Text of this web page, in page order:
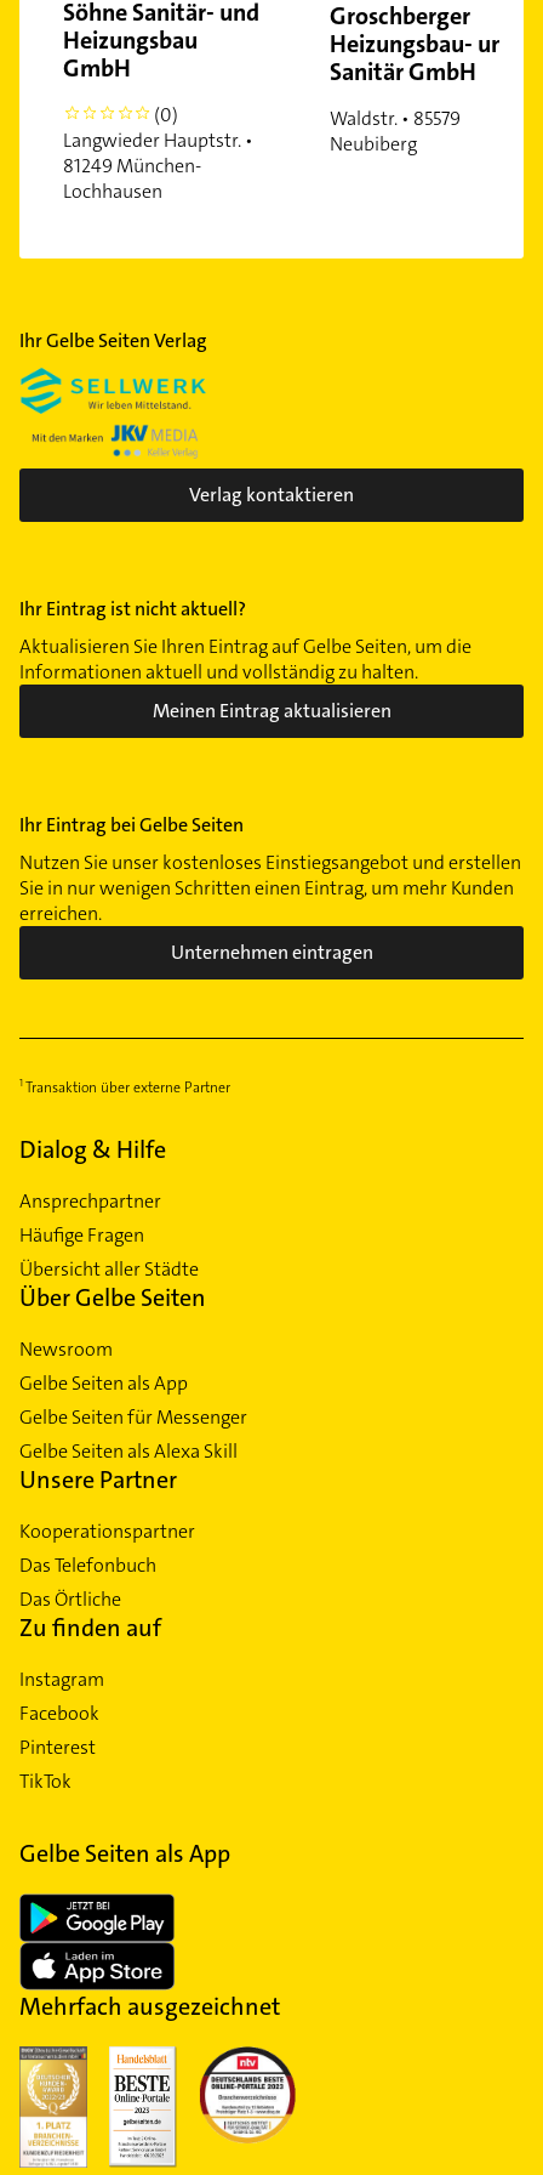
Schwabing-West
Schwanthalerhöhe
Sendling-Westpark
Solln
Trudering
Söhne Sanitär- und
Heizungsbau
GmbH
0
(0)
Langwieder Hauptstr. •
81249 München-
Lochhausen
Groschberger
Heizungsbau- und
Sanitär GmbH
Waldstr. • 85579
Neubiberg
Ihr Gelbe Seiten Verlag
Verlag kontaktieren
Ihr Eintrag ist nicht aktuell?
Aktualisieren Sie Ihren Eintrag auf Gelbe Seiten, um die
Informationen aktuell und vollständig zu halten.
Meinen Eintrag aktualisieren
Ihr Eintrag bei Gelbe Seiten
Nutzen Sie unser kostenloses Einstiegsangebot und erstellen
Sie in nur wenigen Schritten einen Eintrag, um mehr Kunden
erreichen.
Unternehmen eintragen
Transaktion über externe Partner
Dialog & Hilfe
Ansprechpartner
Häufige Fragen
Übersicht aller Städte
Über Gelbe Seiten
Newsroom
Gelbe Seiten als App
Gelbe Seiten für Messenger
Gelbe Seiten als Alexa Skill
Unsere Partner
Kooperationspartner
Das Telefonbuch
Das Örtliche
Zu finden auf
Instagram
Facebook
Pinterest
TikTok
Gelbe Seiten als App
Mehrfach ausgezeichnet